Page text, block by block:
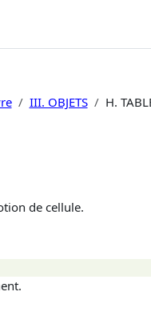
III. OBJETS H.
de cellule.